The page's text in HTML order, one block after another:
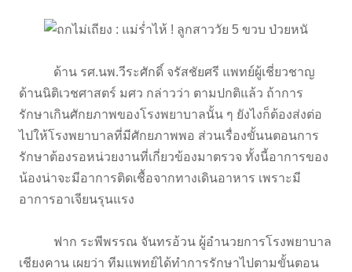
ด้าน รศ.นพ.วีระศักดิ์ จรัสชัยศรี แพทย์ผู้เชี่ยวชาญ
ด้านนิติเวชศาสตร์ มศว กล่าวว่า ตามปกติแล้ว ถ้าการ
รักษาเกินศักยภาพของโรงพยาบาลนั้น ๆ ยังไงก็ต้องส่งต่อ
ไปให้โรงพยาบาลที่มีศักยภาพพอ ส่วนเรื่องขั้นนตอนการ
รักษาต้องรอหน่วยงานที่เกี่ยวข้องมาตรวจ ทั้งนี้อาการของ
น้องน่าจะมีอาการติดเชื้อจากทางเดินอาหาร เพราะมี
อาการอาเจียนรุนแรง
ฟาก ระพีพรรณ จันทรอ้วน ผู้อำนวยการโรงพยาบาล
เชียงคาน เผยว่า ทีมแพทย์ได้ทำการรักษาไปตามขั้นตอน